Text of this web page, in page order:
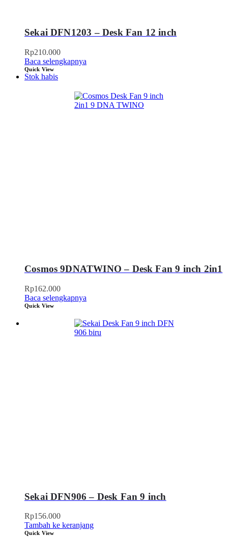
Sekai DFN1203 – Desk Fan 12 inch
Rp210.000
Baca selengkapnya
Quick View
Stok habis
Cosmos 9DNATWINO – Desk Fan 9 inch 2in1
Rp162.000
Baca selengkapnya
Quick View
Sekai DFN906 – Desk Fan 9 inch
Rp156.000
Tambah ke keranjang
Quick View